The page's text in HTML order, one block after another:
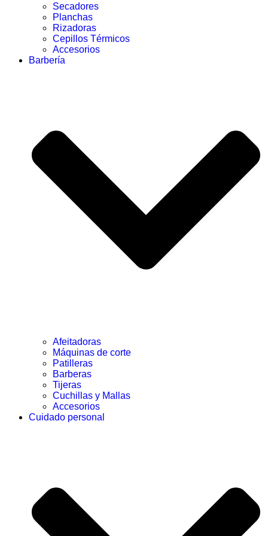
Secadores
Planchas
Rizadoras
Cepillos Térmicos
Accesorios
Barbería
Afeitadoras
Máquinas de corte
Patilleras
Barberas
Tijeras
Cuchillas y Mallas
Accesorios
Cuidado personal